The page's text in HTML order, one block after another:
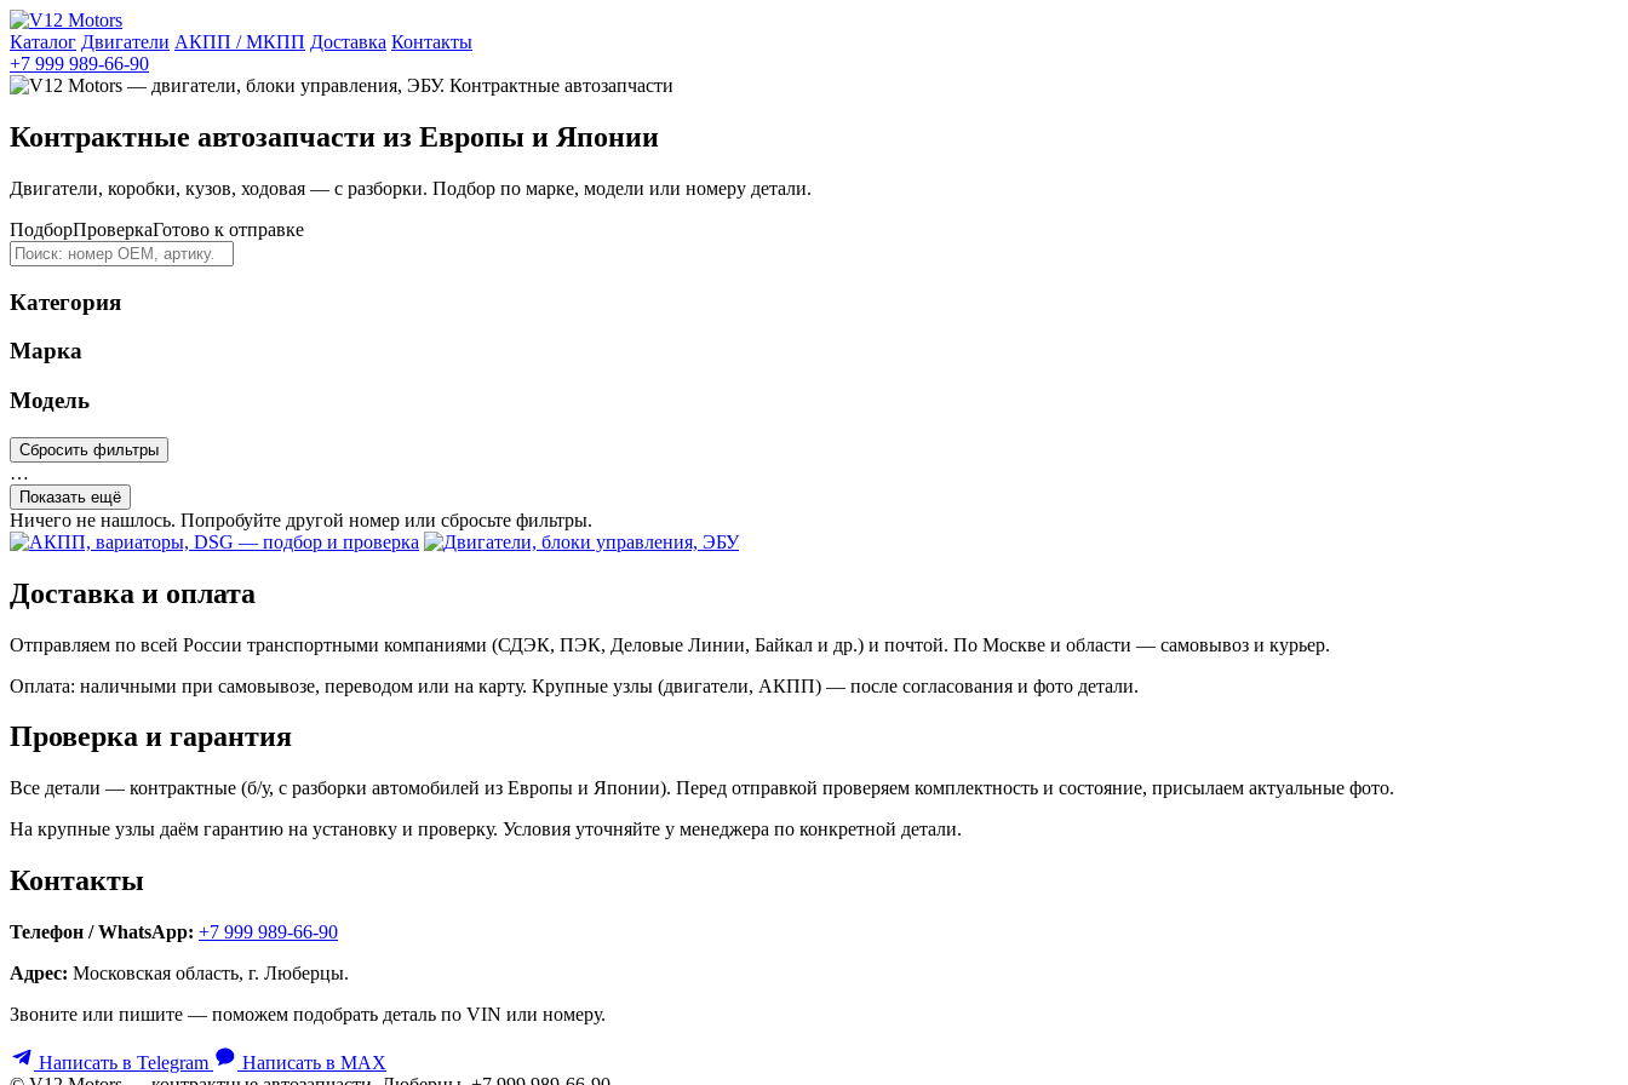
Каталог Двигатели АКПП / МКПП Доставка Контакты
+7 999 989-66-90
Контрактные автозапчасти из Европы и Японии
Двигатели, коробки, кузов, ходовая — с разборки. Подбор по марке, модели или номеру детали.
ПодборПроверкаГотово к отправке
Категория
Марка
Модель
Сбросить фильтры
…
Показать ещё
Ничего не нашлось. Попробуйте другой номер или сбросьте фильтры.
Доставка и оплата
Отправляем по всей России транспортными компаниями (СДЭК, ПЭК, Деловые Линии, Байкал и др.) и почтой. По Москве и области — самовывоз и курьер.
Оплата: наличными при самовывозе, переводом или на карту. Крупные узлы (двигатели, АКПП) — после согласования и фото детали.
Проверка и гарантия
Все детали — контрактные (б/у, с разборки автомобилей из Европы и Японии). Перед отправкой проверяем комплектность и состояние, присылаем актуальные фото.
На крупные узлы даём гарантию на установку и проверку. Условия уточняйте у менеджера по конкретной детали.
Контакты
Телефон / WhatsApp: +7 999 989-66-90
Адрес: Московская область, г. Люберцы.
Звоните или пишите — поможем подобрать деталь по VIN или номеру.
Написать в Telegram
Написать в MAX